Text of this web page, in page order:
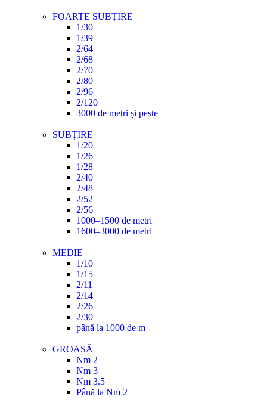
FOARTE SUBȚIRE
1/30
1/39
2/64
2/68
2/70
2/80
2/96
2/120
3000 de metri și peste
SUBȚIRE
1/20
1/26
1/28
2/40
2/48
2/52
2/56
1000–1500 de metri
1600–3000 de metri
MEDIE
1/10
1/15
2/11
2/14
2/26
2/30
până la 1000 de m
GROASĂ
Nm 2
Nm 3
Nm 3.5
Până la Nm 2